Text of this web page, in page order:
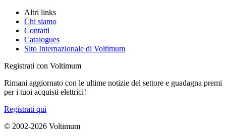
Altri links
Chi siamo
Contatti
Catalogues
Sito Internazionale di Voltimum
Registrati con Voltimum
Rimani aggiornato con le ultime notizie del settore e guadagna premi
per i tuoi acquisti elettrici!
Registrati qui
© 2002-2026 Voltimum